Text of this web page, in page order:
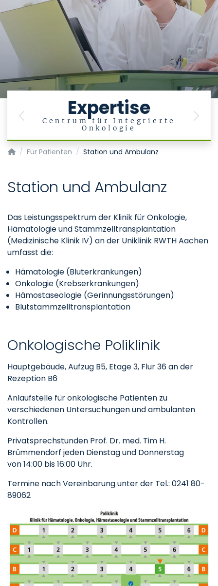
Expertise
Centrum für Integrierte
Onkologie
Previous Next
Klinik für Hämatologie, Onkologie, Hämostaseologie und
Für Patienten Station und Ambulanz
Station und Ambulanz
Das Leistungsspektrum der Klinik für Onkologie,
Hämatologie und Stammzelltransplantation
(Medizinische Klinik IV) an der Uniklinik RWTH Aachen
umfasst die:
Hämatologie (Bluterkrankungen)
Onkologie (Krebserkrankungen)
Hämostaseologie (Gerinnungsstörungen)
Blutstammzelltransplantation
Onkologische Poliklinik
Hauptgebäude, Aufzug B5, Etage 3, Flur 36 an der
Rezeption B6
Anlaufstelle für onkologische Patienten zu
verschiedenen Untersuchungen und ambulanten
Kontrollen.
Privatsprechstunden Prof. Dr. med. Tim H.
Brümmendorf jeden Dienstag und Donnerstag
von 14:00 bis 16:00 Uhr.
Termine nach Vereinbarung unter der Tel.: 0241 80-
89062